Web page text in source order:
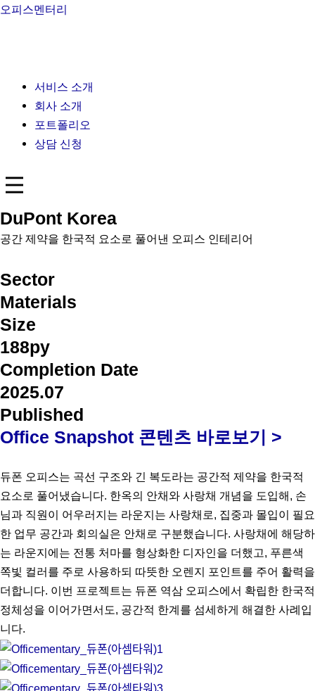
콘
오피스멘터리
서비스 소개
회사 소개
포트폴리오
상담 신청
DuPont Korea
공간 제약을 한국적 요소로 풀어낸 오피스 인테리어
Sector
Materials
Size
188py
Completion Date
2025.07
Published
Office Snapshot 콘텐츠 바로보기 >
듀폰 오피스는 곡선 구조와 긴 복도라는 공간적 제약을 한국적
요소로 풀어냈습니다. 한옥의 안채와 사랑채 개념을 도입해, 손
님과 직원이 어우러지는 라운지는 사랑채로, 집중과 몰입이 필요
한 업무 공간과 회의실은 안채로 구분했습니다. 사랑채에 해당하
는 라운지에는 전통 처마를 형상화한 디자인을 더했고, 푸른색
쪽빛 컬러를 주로 사용하되 따뜻한 오렌지 포인트를 주어 활력을
더합니다. 이번 프로젝트는 듀폰 역삼 오피스에서 확립한 한국적
정체성을 이어가면서도, 공간적 한계를 섬세하게 해결한 사례입
니다.